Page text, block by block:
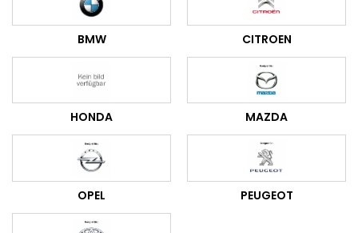
BMW CITROEN
HONDA MAZDA
OPEL PEUGEOT